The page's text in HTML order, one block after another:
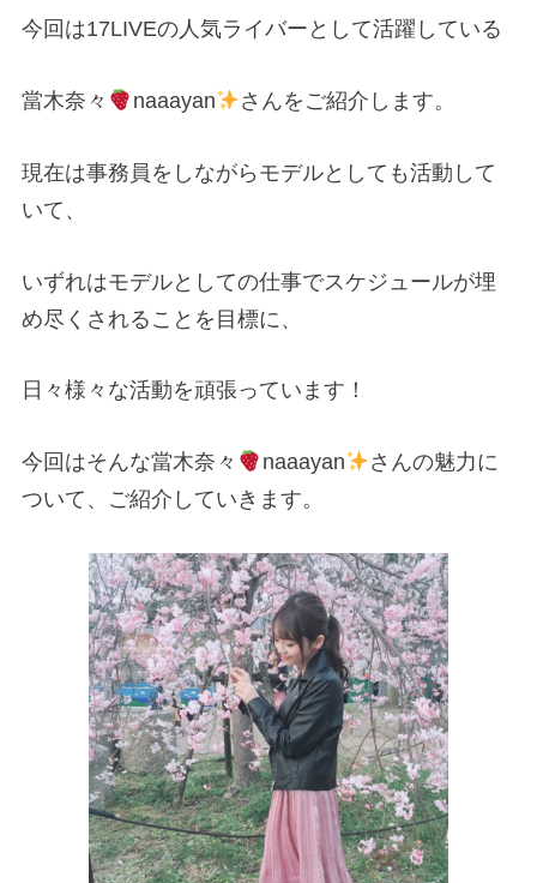
今回は17LIVEの人気ライバーとして活躍している
當木奈々 naaayan さんをご紹介します。
現在は事務員をしながらモデルとしても活動して
いて、
いずれはモデルとしての仕事でスケジュールが埋
め尽くされることを目標に、
日々様々な活動を頑張っています！
今回はそんな當木奈々 naaayan
さんの魅力に
ついて、ご紹介していきます。